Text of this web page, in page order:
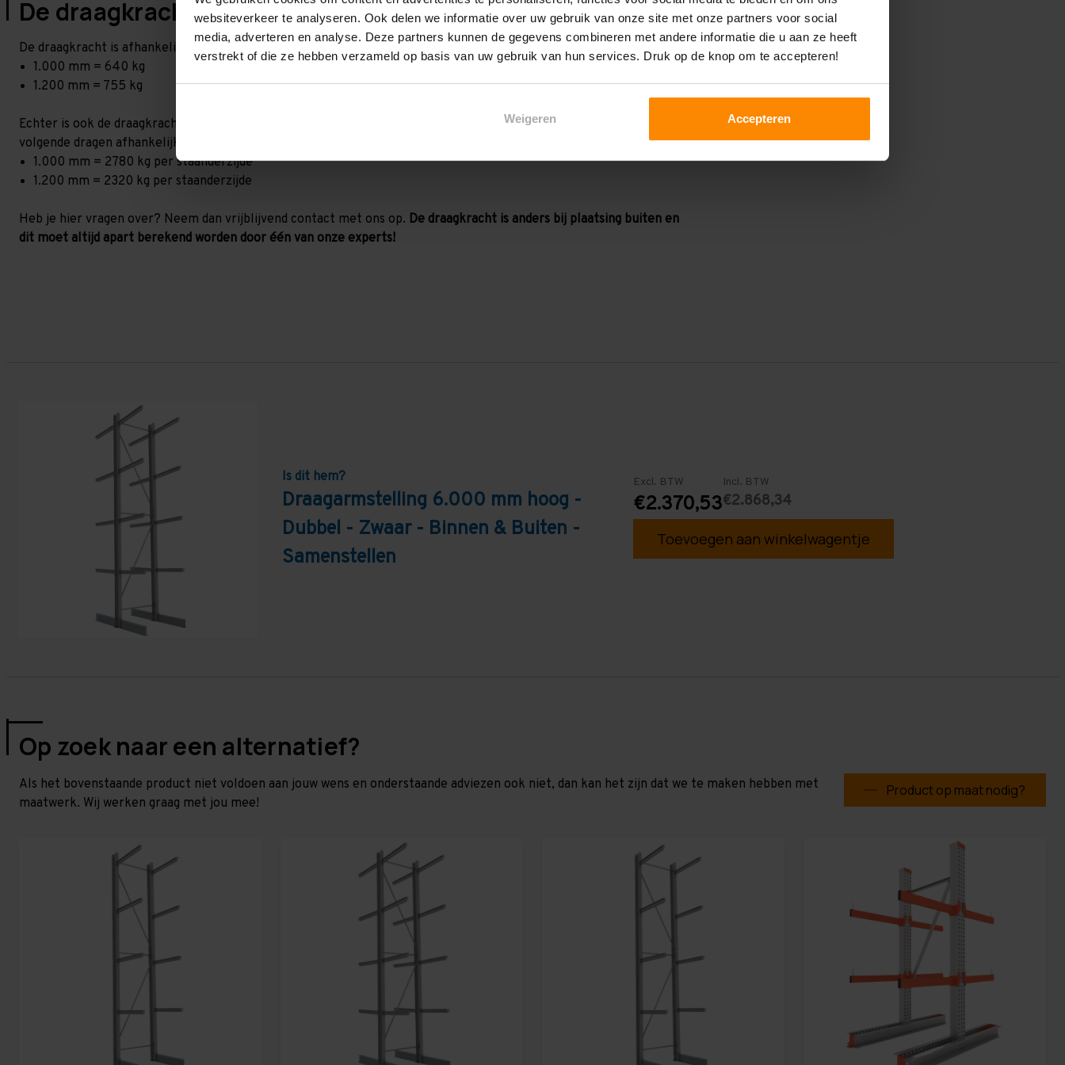
websiteverkeer te analyseren. Ook delen we informatie over uw gebruik van onze site met onze partners voor social
media, adverteren en analyse. Deze partners kunnen de gegevens combineren met andere informatie die u aan ze heeft
verstrekt of die ze hebben verzameld op basis van uw gebruik van hun services. Druk op de knop om te accepteren!
Weigeren Accepteren
De draagkracht van jouw draagarmstelling
De draagkracht is afhankelijk van de armlengte die je kiest. De draagkracht van de draagarmen is:
1.000 mm = 640 kg
1.200 mm = 755 kg
Echter is ook de draagkracht van de staander belangrijk. Per zijde van de dubbele stelling, kan elke staander het
volgende dragen afhankelijk van de liggerlengte
1.000 mm = 2780 kg per staanderzijde
1.200 mm = 2320 kg per staanderzijde
Heb je hier vragen over? Neem dan vrijblijvend contact met ons op. De draagkracht is anders bij plaatsing buiten en
dit moet altijd apart berekend worden door één van onze experts!
Is dit hem?
Draagarmstelling 6.000 mm hoog -
Dubbel - Zwaar - Binnen & Buiten -
Samenstellen
Excl. BTW
€2.370,53
Incl. BTW
€2.868,34
Toevoegen aan winkelwagentje
Op zoek naar een alternatief?
Als het bovenstaande product niet voldoen aan jouw wens en onderstaande adviezen ook niet, dan kan het zijn dat we te maken hebben met
maatwerk. Wij werken graag met jou mee!
Product op maat nodig?